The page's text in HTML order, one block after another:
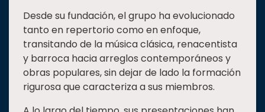
Desde su fundación, el grupo ha evolucionado
tanto en repertorio como en enfoque,
transitando de la música clásica, renacentista
y barroca hacia arreglos contemporáneos y
obras populares, sin dejar de lado la formación
rigurosa que caracteriza a sus miembros.